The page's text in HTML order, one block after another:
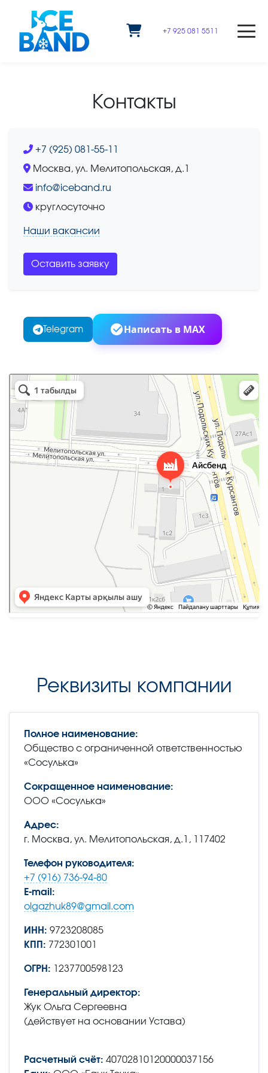
+7 925 081 5511
Контакты
+7 (925) 081-55-11
Москва, ул. Мелитопольская, д.1
info@iceband.ru
круглосуточно
Наши вакансии
Оставить заявку
Telegram Написать в MAX
Айс Бенд
Пищевой лёд в Москве
Реквизиты компании
Полное наименование:
Общество с ограниченной ответственностью
«Сосулька»
Сокращенное наименование:
ООО «Сосулька»
Адрес:
г. Москва, ул. Мелитопольская, д.1, 117402
Телефон руководителя:
+7 (916) 736-94-80
E-mail:
olgazhuk89@gmail.com
ИНН: 9723208085
КПП: 772301001
ОГРН: 1237700598123
Генеральный директор:
Жук Ольга Сергеевна
(действует на основании Устава)
Расчетный счёт: 40702810120000037156